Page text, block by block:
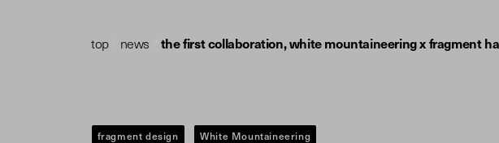
top/ news the first collaboration, white mountaineering x fragment
fragment design White Mountaineering